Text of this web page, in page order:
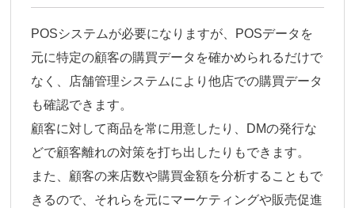
POSシステムが必要になりますが、POSデータを
元に特定の顧客の購買データを確かめられるだけで
なく、店舗管理システムにより他店での購買データ
も確認できます。
顧客に対して商品を常に用意したり、DMの発行な
どで顧客離れの対策を打ち出したりもできます。
また、顧客の来店数や購買金額を分析することもで
きるので、それらを元にマーケティングや販売促進